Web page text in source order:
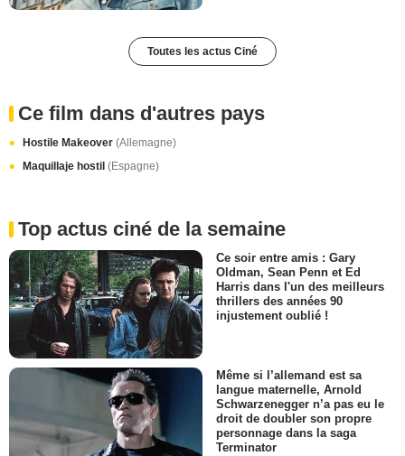
Toutes les actus Ciné
Ce film dans d'autres pays
Hostile Makeover (Allemagne)
Maquillaje hostil (Espagne)
Top actus ciné de la semaine
Ce soir entre amis : Gary
Oldman, Sean Penn et Ed
Harris dans l'un des meilleurs
thrillers des années 90
injustement oublié !
Même si l’allemand est sa
langue maternelle, Arnold
Schwarzenegger n’a pas eu le
droit de doubler son propre
personnage dans la saga
Terminator